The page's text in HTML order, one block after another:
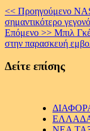
<< Προηγούμενο
σημαντικότερο
Επόμενο >> Μπιλ
στην παρασκευή
Δείτε επίσης